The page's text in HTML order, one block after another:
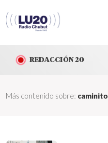
REDACCIÓN 20
Más contenido sobre: caminito